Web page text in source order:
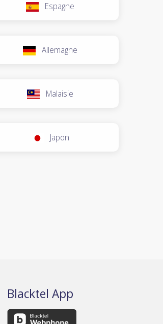
Espagne
Allemagne
Malaisie
Japon
Blacktel App